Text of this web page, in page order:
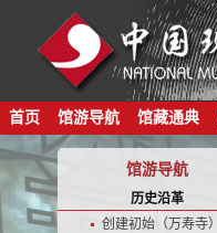
首页 馆游导航 馆藏通典
馆游导航
历史沿革
创建初始（万寿寺）